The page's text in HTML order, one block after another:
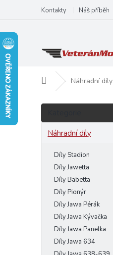
obsah
Kontakty Náš příběh
Domů Náhradní díly
P
s
Přeskočit
Náhradní díly
Díly Stadion
Díly Jawetta
Díly Babetta
Díly Pionýr
Díly Jawa Pérák
Díly Jawa Kývačka
Díly Jawa Panelka
Díly Jawa 634